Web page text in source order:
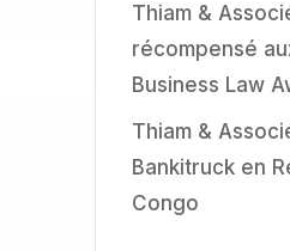
Thiam &
récompensé
Business Law
Thiam &
Bankitruck en
Congo